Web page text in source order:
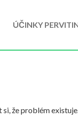
ÚČINKY
že problém